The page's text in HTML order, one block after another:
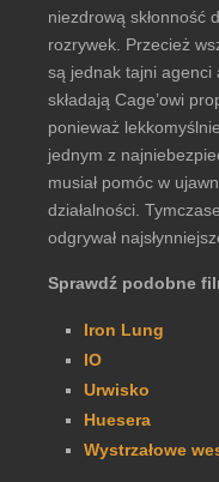
niezdrową skłonność
rozrywek. Przecież
są jednak tajni agenci
składają Cage’owi
ponieważ
jednym z
musiał pomóc w
działalności.
odgrywał
Sprawdź podobne
Iron Lung
IO
Urwisko
Huesera
Wystrzałowe